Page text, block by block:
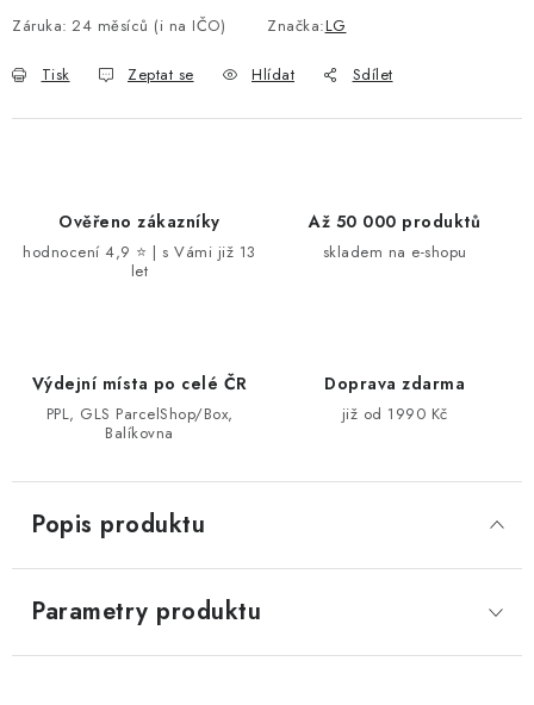
Záruka: 24 měsíců (i na IČO) Značka:LG
Tisk Zeptat se Hlídat Sdílet
Ověřeno zákazníky
hodnocení 4,9 ⭐ | s Vámi již 13
let
Až 50 000 produktů
skladem na e-shopu
Výdejní místa po celé ČR
PPL, GLS ParcelShop/Box,
Balíkovna
Doprava zdarma
již od 1990 Kč
Popis produktu
Parametry produktu